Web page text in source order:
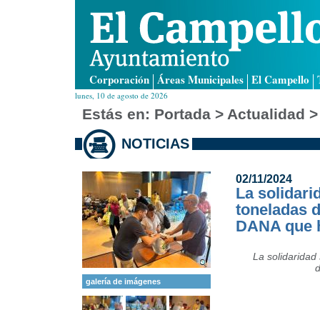
Corporación Áreas Municipales El Campello
lunes, 10 de agosto de 2026
Estás en: Portada > Actualidad
NOTICIAS
galería de imágenes
02/11/2024
La
toneladas
DANA que
La solidaridad